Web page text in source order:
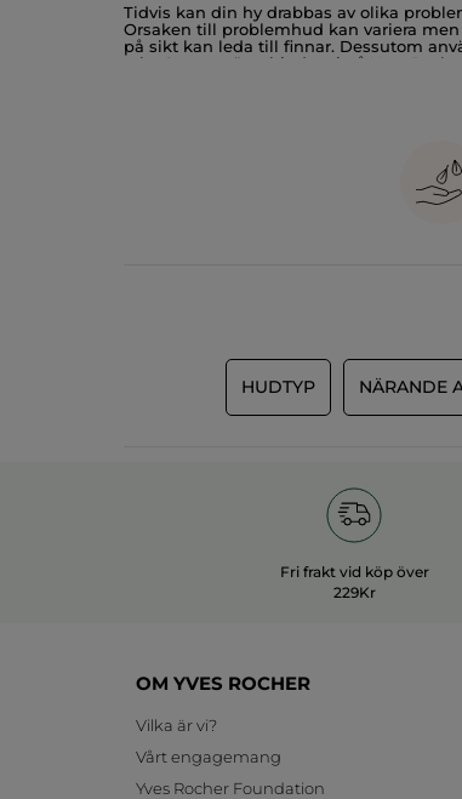
Tidvis kan din hy drabbas av olika
Orsaken till problemhud kan variera
på sikt kan leda till finnar. Dessutom
talg. Som tur är erbjuder vi på Yves
Problemhud behöver likväl som alla
att smink med naturliga ingredienser
HUDTYP NÄRANDE
Fri frakt vid köp över
229Kr
OM YVES ROCHER
Vilka är vi?
Vårt engagemang
Yves Rocher Foundation